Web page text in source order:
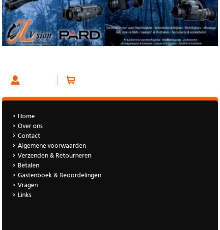
Home
Over ons
Contact
Algemene voorwaarden
Verzenden & Retourneren
Betalen
Gastenboek & Beoordelingen
Vragen
Links